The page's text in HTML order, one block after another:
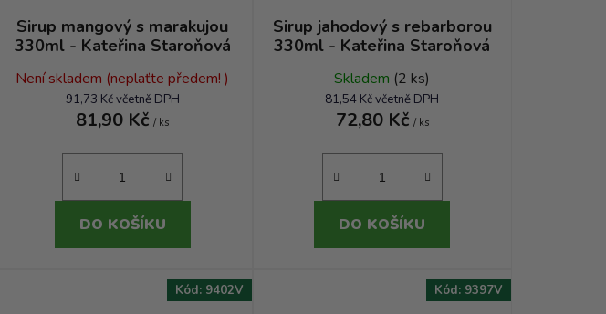
Sirup mangový s marakujou
330ml - Kateřina Staroňová
Není skladem (neplaťte předem! )
91,73 Kč včetně DPH
81,90 Kč/ ks
DO KOŠÍKU
Sirup jahodový s rebarborou
330ml - Kateřina Staroňová
Skladem (2 ks)
81,54 Kč včetně DPH
72,80 Kč / ks
DO KOŠÍKU
Kód: 9402V Kód: 9397V